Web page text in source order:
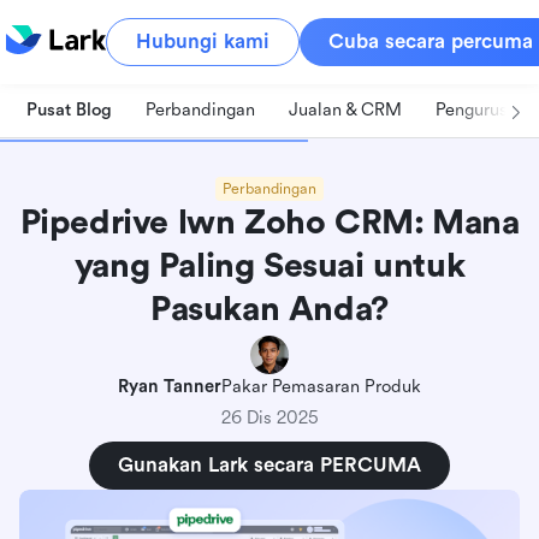
Hubungi kami Cuba secara percuma
Pusat Blog Perbandingan Jualan & CRM Pengurusan
Perbandingan
Pipedrive lwn Zoho CRM: Mana
yang Paling Sesuai untuk
Pasukan Anda?
Ryan TannerPakar Pemasaran Produk
26 Dis 2025
Gunakan Lark secara PERCUMA